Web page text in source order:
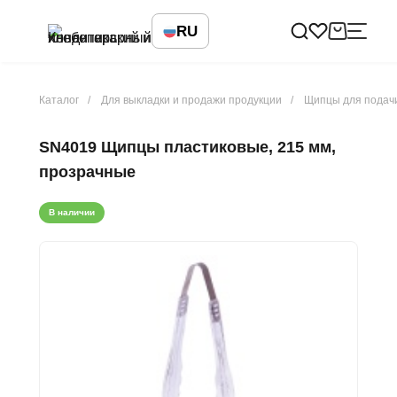
RU
Каталог Для выкладки и продажи продукции Щипцы для
SN4019 Щипцы пластиковые, 215 мм,
прозрачные
В наличии